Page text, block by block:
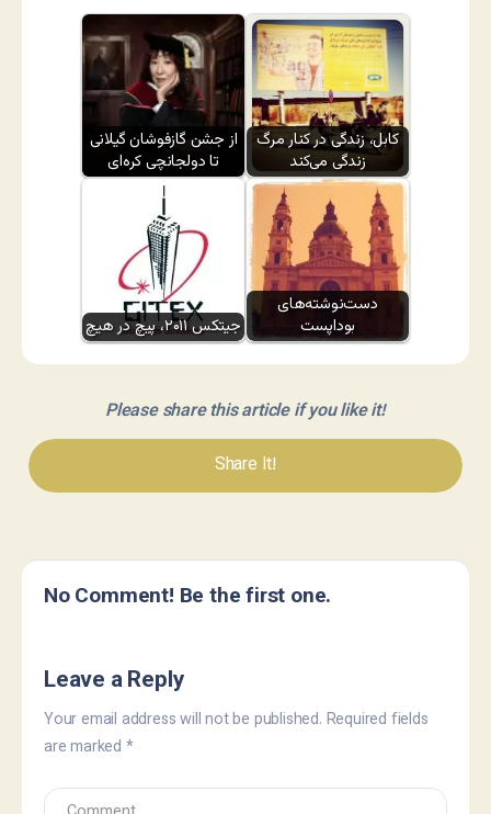
از جشن گازفوشان گیلانی
تا دولجانچی کره‌ای
کابل، زندگی در کنار مرگ
زندگی می‌کند
جیتکس ۲۰۱۱، پیچ در هیچ
دست‌نوشته‌های
بوداپست
Please share this article if you like it!
Share It!
No Comment! Be the first one.
Leave a Reply
Your email address will not be published. Required fields
are marked *